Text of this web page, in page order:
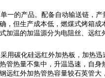
的产品。配备自动输送链，
但生产成本低，燃煤式烤箱
温的加温源分为电阻丝、远
碳化硅远红外加热板，加热
热量不集中，升温迅速，自
红外加热管热容量较石英管